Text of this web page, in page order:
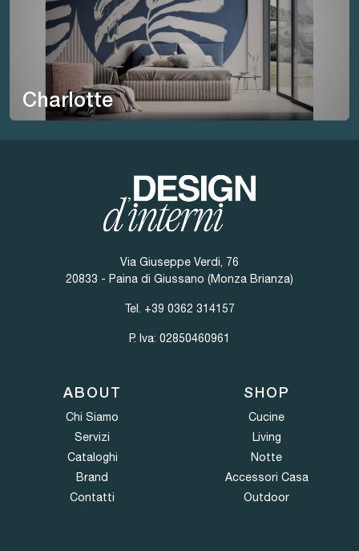
Charlotte
Via Giuseppe Verdi, 76
20833 - Paina di Giussano (Monza Brianza)
Tel. +39 0362 314157
P. Iva: 02850460961
ABOUT
Chi Siamo
Servizi
Cataloghi
Brand
Contatti
SHOP
Cucine
Living
Notte
Accessori Casa
Outdoor